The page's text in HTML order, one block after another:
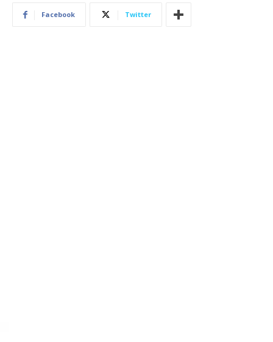
Facebook Twitter